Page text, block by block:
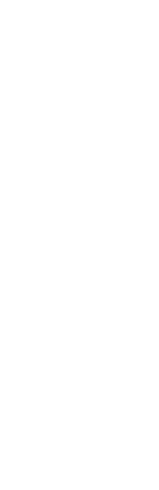
させていただ
了承ください。
き作成されるも
ようお願いしま
です。
ありません。
ず変更すること
1000ppm以下、
下、フタル酸ジブチ
ない年数を意
貨物等」とい
可)を取得する
要な手段を講じ
ムロン制御